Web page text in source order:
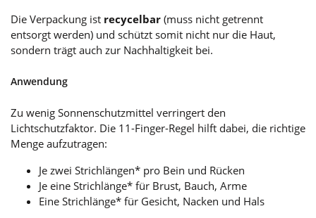
Die Verpackung ist recycelbar (muss nicht getrennt
entsorgt werden) und schützt somit nicht nur die Haut,
sondern trägt auch zur Nachhaltigkeit bei.
Anwendung
Zu wenig Sonnenschutzmittel verringert den
Lichtschutzfaktor. Die 11-Finger-Regel hilft dabei, die richtige
Menge aufzutragen:
Je zwei Strichlängen* pro Bein und Rücken
Je eine Strichlänge* für Brust, Bauch, Arme
Eine Strichlänge* für Gesicht, Nacken und Hals